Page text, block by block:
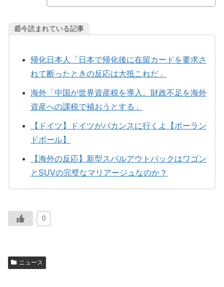
📰今読まれている記事
帰化日本人「日本で帰化後に在留カードを要求さ
れて断ったときの反応は大抵これだ」
海外「中国が世界資産税を導入。財政不足を海外
資産への課税で補おうとする」
【ドイツ】ドイツがバカンスに行くよ【ポーラン
ドボール】
【海外の反応】新型スバルアウトバックはワゴン
とSUVの完璧なマリアージュなのか？
0
ニュース